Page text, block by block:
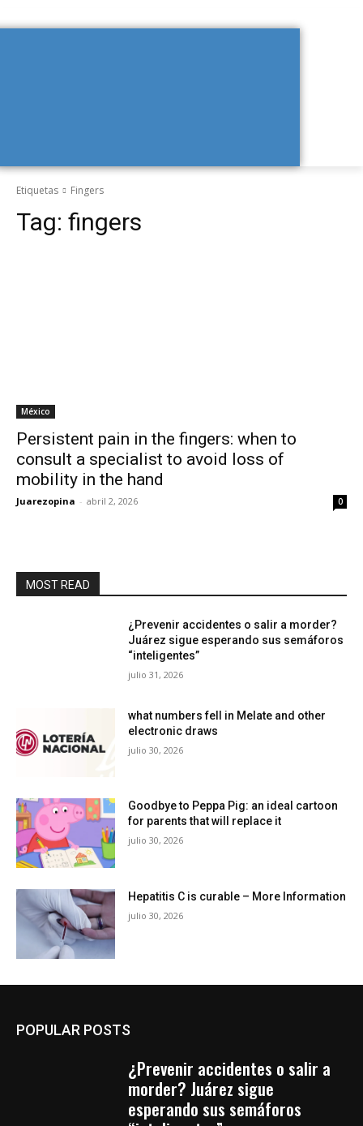
Etiquetas Fingers
Tag: fingers
México
Persistent pain in the fingers: when to
consult a specialist to avoid loss of
mobility in the hand
Juarezopina - abril 2, 2026 0
MOST READ
¿Prevenir accidentes o salir a morder?
Juárez sigue esperando sus semáforos
“inteligentes”
julio 31, 2026
what numbers fell in Melate and other
electronic draws
julio 30, 2026
Goodbye to Peppa Pig: an ideal cartoon
for parents that will replace it
julio 30, 2026
Hepatitis C is curable – More Information
julio 30, 2026
POPULAR POSTS
¿Prevenir accidentes o salir a
morder? Juárez sigue
esperando sus semáforos